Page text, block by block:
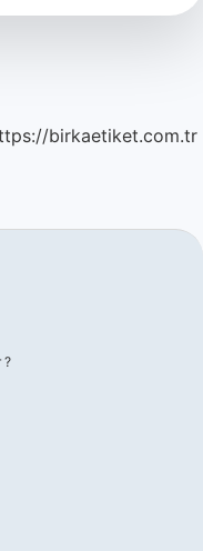
birkaetiket.com.tr
?